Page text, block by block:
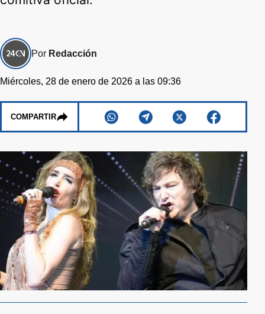
Por Redacción
Miércoles, 28 de enero de 2026 a las 09:36
COMPARTIR